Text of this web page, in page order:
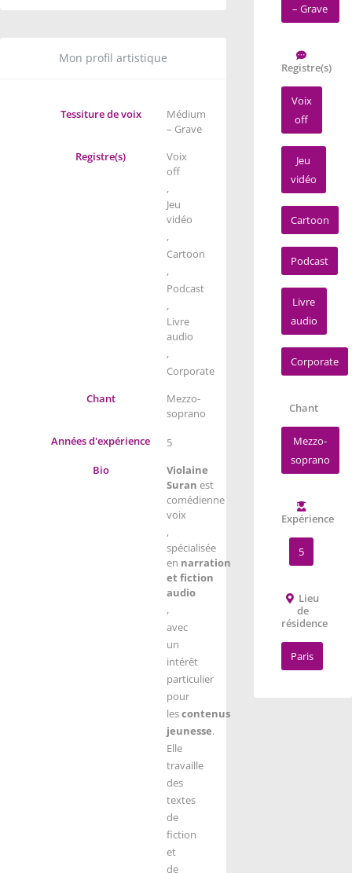
Mon profil artistique
Tessiture de voix
Médium
– Grave
Registre(s)
Voix
off
,
Jeu
vidéo
,
Cartoon
,
Podcast
,
Livre
audio
,
Corporate
Chant
Mezzo-
soprano
Années d'expérience
5
Bio
Violaine
Suran est
comédienne
voix
,
spécialisée
en narration
et fiction
audio
,
avec
un
intérêt
particulier
pour
lescontenus
jeunesse.
Elle
travaille
des
textes
de
fiction
et
de
– Grave
Registre(s)
Voix
off
Jeu
vidéo
Cartoon
Podcast
Livre
audio
Corporate
Chant
Mezzo-
soprano
Expérience
5
Lieu
de
résidence
Paris